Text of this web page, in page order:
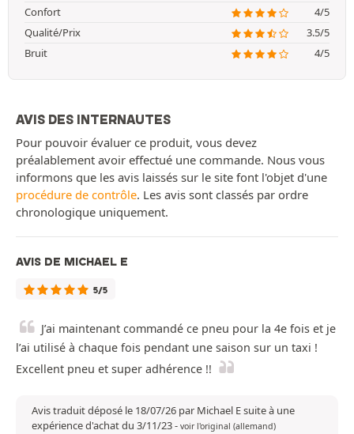
Confort
4/5
Qualité/Prix
3.5/5
Bruit
4/5
AVIS DES INTERNAUTES
Pour pouvoir évaluer ce produit, vous devez
préalablement avoir effectué une commande. Nous vous
informons que les avis laissés sur le site font l'objet d'une
procédure de contrôle. Les avis sont classés par ordre
chronologique uniquement.
AVIS DE MICHAEL E
5/5
J’ai maintenant commandé ce pneu pour la 4e fois et je
l’ai utilisé à chaque fois pendant une saison sur un taxi !
Excellent pneu et super adhérence !!
Avis traduit déposé le 18/07/26 par Michael E suite à une
expérience d'achat du 3/11/23- voir l'original (allemand)